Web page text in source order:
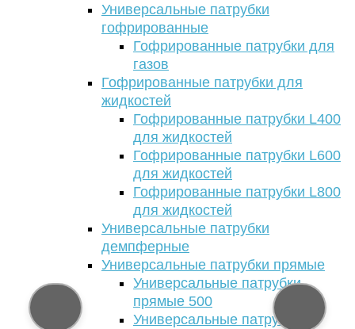
Универсальные патрубки
гофрированные
Гофрированные патрубки для
газов
Гофрированные патрубки для
жидкостей
Гофрированные патрубки L400
для жидкостей
Гофрированные патрубки L600
для жидкостей
Гофрированные патрубки L800
для жидкостей
Универсальные патрубки
демпферные
Универсальные патрубки прямые
Универсальные патрубки
прямые 500
Универсальные патрубки